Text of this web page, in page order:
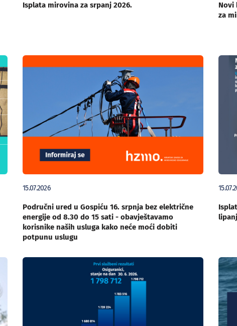
Isplata mirovina za srpanj 2026.
Novi
za
15.07.2026
Područni ured u Gospiću 16. srpnja bez električne
energije od 8.30 do 15 sati - obavještavamo
korisnike naših usluga kako neće moći dobiti
potpunu uslugu